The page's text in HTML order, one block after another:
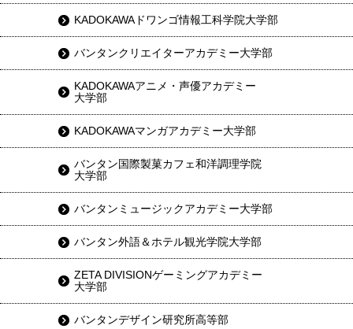
KADOKAWAドワンゴ情報工科学院大学部
バンタンクリエイターアカデミー大学部
KADOKAWAアニメ・声優アカデミー
大学部
KADOKAWAマンガアカデミー大学部
バンタン国際製菓カフェ和洋調理学院
大学部
バンタンミュージックアカデミー大学部
バンタン外語＆ホテル観光学院大学部
ZETA DIVISIONゲーミングアカデミー
大学部
バンタンデザイン研究所高等部